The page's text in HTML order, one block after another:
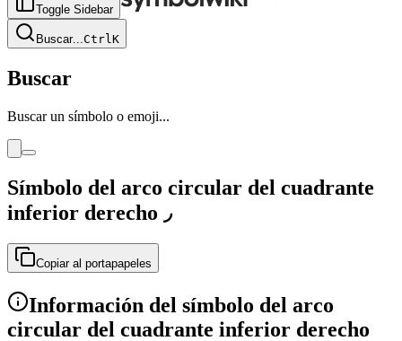
Toggle Sidebar
Buscar...CtrlK
Buscar
Buscar un símbolo o emoji...
Símbolo del arco circular del cuadrante
inferior derecho ◞
Copiar al portapapeles
Información del símbolo del arco
circular del cuadrante inferior derecho